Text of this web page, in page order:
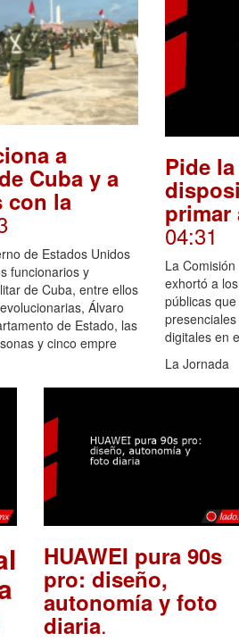
a
Cuba y a
con la
de Estados Unidos
funcionarios y
de Cuba, entre ellos
Álvaro
de Estado, las
y cinco empre
Pide
primar
04:31
La
exhortó a
públicas
digitales en
La Jornada
HUAWEI pura 90s
pro: diseño,
autonomía y foto
diaria.